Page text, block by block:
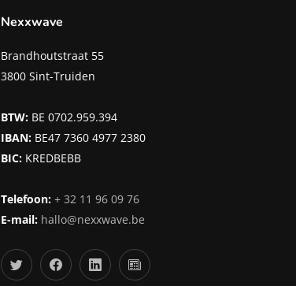
Nexxwave
Brandhoutstraat 55
3800 Sint-Truiden
BTW: BE 0702.959.394
IBAN: BE47 7360 4977 2380
BIC: KREDBEBB
Telefoon: + 32 11 96 09 76
E-mail: hallo@nexxwave.be